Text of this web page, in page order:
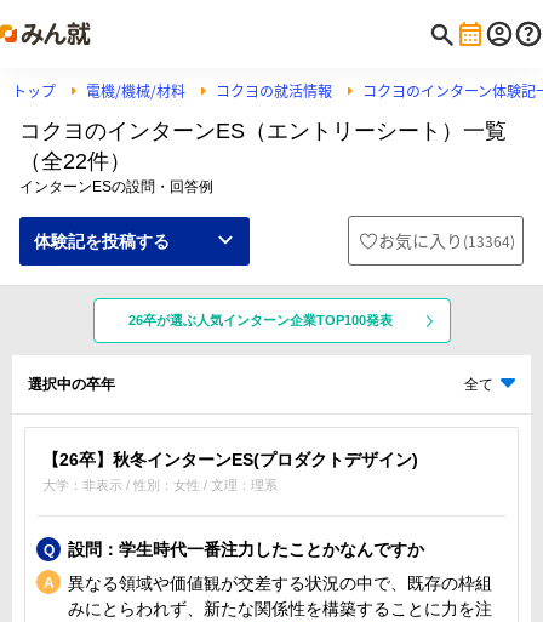
トップ 電機/機械/材料 コクヨの就活情報 コクヨのインターン体験記
コクヨのインターンES（エントリーシート）一覧
（全22件）
インターンESの設問・回答例
体験記を投稿する お気に入り (13364)
26卒が選ぶ人気インターン企業TOP100発表
選択中の卒年 全て
【26卒】秋冬インターンES(プロダクトデザイン)
大学：非表示 / 性別：女性 / 文理：理系
設問：学生時代一番注力したことかなんですか
異なる領域や価値観が交差する状況の中で、既存の枠組
みにとらわれず、新たな関係性を構築することに力を注